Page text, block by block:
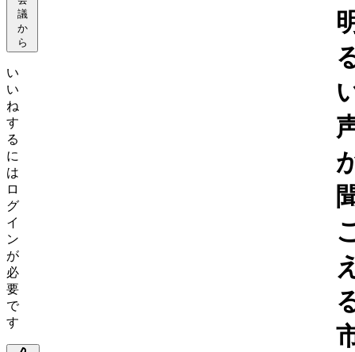
議
か
ら
い
い
ね
す
る
に
は
ロ
グ
イ
ン
が
必
要
で
す